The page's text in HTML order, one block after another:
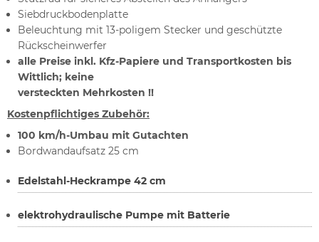
Siebdruckbodenplatte
Beleuchtung mit 13-poligem Stecker und geschützte
Rückscheinwerfer
alle Preise inkl. Kfz-Papiere und Transportkosten bis
Wittlich; keine
versteckten Mehrkosten !!
Kostenpflichtiges Zubehör:
100 km/h-Umbau mit Gutachten
Bordwandaufsatz 25 cm
Edelstahl-Heckrampe 42 cm
elektrohydraulische Pumpe mit Batterie